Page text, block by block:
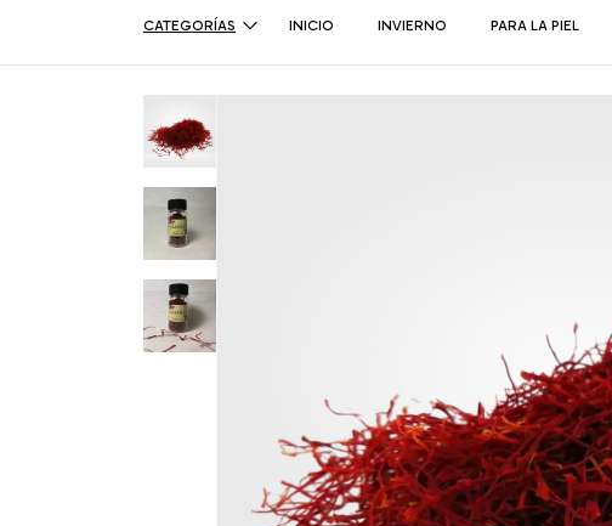
CATEGORÍAS INICIO INVIERNO PARA LA PIEL